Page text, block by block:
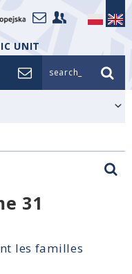
UNIT
search_
31
les familles